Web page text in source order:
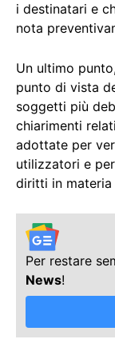
i destinatari e
nota
Un ultimo
punto di vista
soggetti più
chiarimenti
adottate per
utilizzatori e
diritti in
Per restare
News!